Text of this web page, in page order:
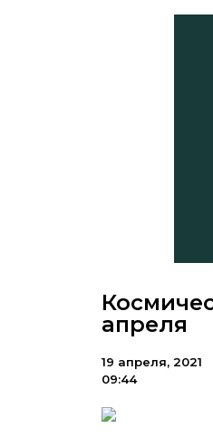
апреля
19 апреля, 2021
09:44